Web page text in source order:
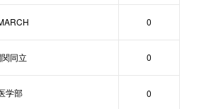
0
同立 0
学部 0